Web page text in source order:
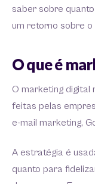
saber sobre
um retorno sobre o
O que é
O marketing digital
feitas pelas
e-mail marketing,
A estratégia é
quanto para